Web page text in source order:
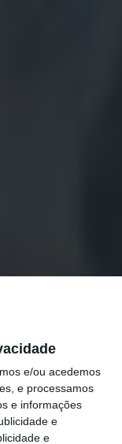
e/ou acedemos
e processamos
e informações
e
e